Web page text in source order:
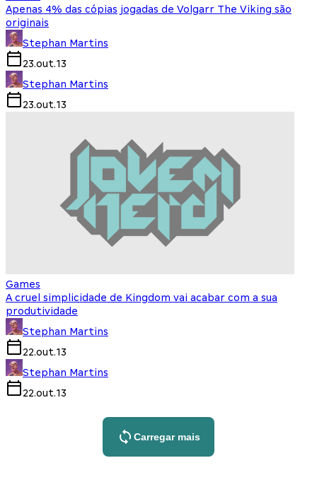
Apenas 4% das cópias jogadas de Volgarr The Viking são
originais
Stephan Martins
23.out.13
Stephan Martins
23.out.13
Games
A cruel simplicidade de Kingdom vai acabar com a sua
produtividade
Stephan Martins
22.out.13
Stephan Martins
22.out.13
Carregar mais